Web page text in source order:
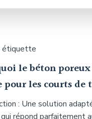
étiquette
le béton
pour les courts de
: Une solution
répond parfaitement